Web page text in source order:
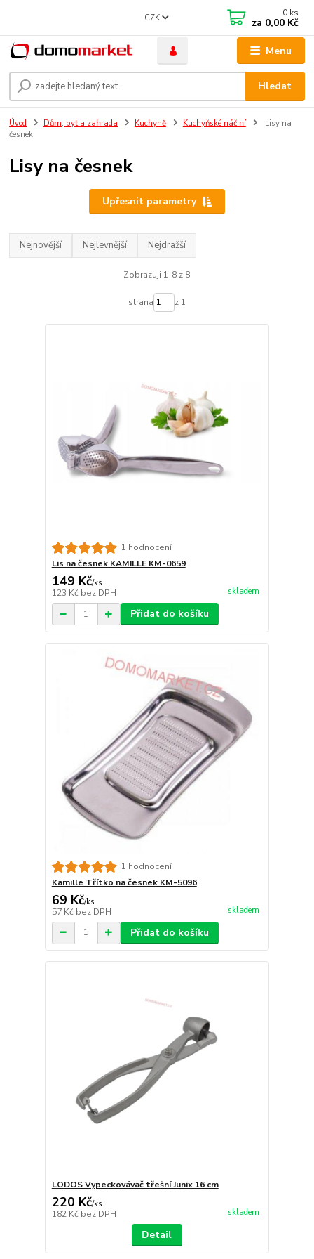
Menu
CZK
Hledat
0 ks
za 0,00 Kč
Úvod Dům, byt a zahrada Kuchyně Kuchyňské náčiní
Lisy na
česnek
Lisy na česnek
Upřesnit parametry
Nejnovější Nejlevnější Nejdražší
Zobrazuji 1-8 z 8
strana z 1
1 hodnocení
Lis na česnek KAMILLE KM-0659
149 Kč/ks
123 Kč bez DPH skladem
Přidat do košíku
1 hodnocení
Kamille Třítko na česnek KM-5096
69 Kč/ks
57 Kč bez DPH skladem
Přidat do košíku
LODOS Vypeckovávač třešní Junix 16 cm
220 Kč/ks
182 Kč bez DPH skladem
Detail